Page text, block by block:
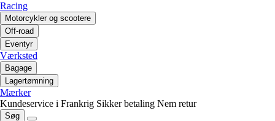
Racing
Motorcykler og scootere
Off-road
Eventyr
Værksted
Bagage
Lagertømning
Mærker
Kundeservice i Frankrig Sikker betaling Nem retur
Søg